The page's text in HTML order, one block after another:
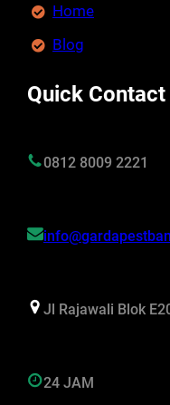
Home
Blog
Quick Contact
0812 8009 2221
Jl Rajawali Blok
24 JAM